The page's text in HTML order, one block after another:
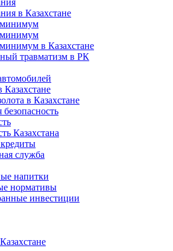
в Казахстане
в Казахстане
травматизм в РК
Казахстане
в Казахстане
Казахстана
служба
напитки
нормативы
инвестиции